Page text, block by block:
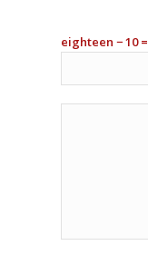
eighteen − 10 =